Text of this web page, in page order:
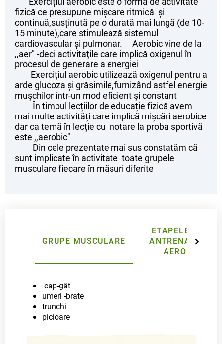
fizică ce presupune mișcare ritmică și
continuă,susținută pe o durată mai lungă (de 10-
15 minute),care stimulează sistemul
cardiovascular și pulmonar. Aerobic vine de la
,,aer" -deci activitațile care implică oxigenul în
procesul de generare a energiei
Exercițiul aerobic utilizează oxigenul pentru a
arde glucoza și grăsimile,furnizând astfel energie
mușchilor într-un mod eficient și constant
În timpul lecțiilor de educație fizică avem
mai multe activități care implică mișcări aerobice
dar ca temă în lecție cu notare la proba sportivă
este ,,aerobic"
Din cele prezentate mai sus constatăm că
sunt implicate în activitate toate grupele
musculare fiecare în măsuri diferite
GRUPE MUSCULARE
ETAPELE UNUI
ANTRENAMENT
AEROBIC
cap-gât
umeri -brate
trunchi
picioare